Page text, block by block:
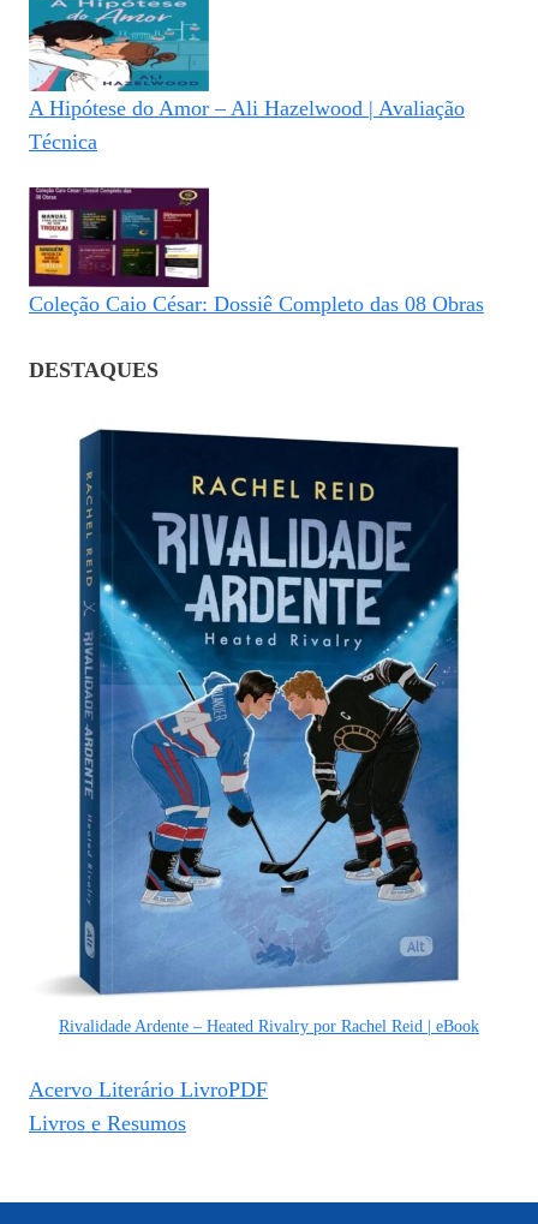
A Hipótese do Amor – Ali Hazelwood | Avaliação
Técnica
Coleção Caio César: Dossiê Completo das 08 Obras
DESTAQUES
Rivalidade Ardente – Heated Rivalry por Rachel Reid | eBook
Acervo Literário LivroPDF
Livros e Resumos